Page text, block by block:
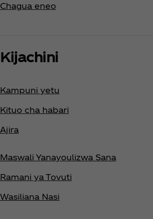
Chagua eneo
Kijachini
Kampuni yetu
Kituo cha habari
Ajira
Maswali Yanayoulizwa Sana
Ramani ya Tovuti
Wasiliana Nasi